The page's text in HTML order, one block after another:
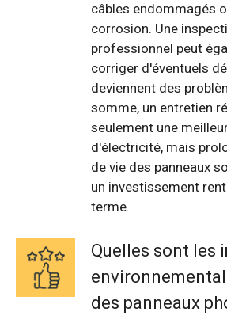
câbles endommagés
corrosion. Une
professionnel peut
corriger d'éventuels
deviennent des
somme, un entretien
seulement une
d'électricité, mais
de vie des panneaux
un investissement
terme.
Quelles sont les
des panneaux